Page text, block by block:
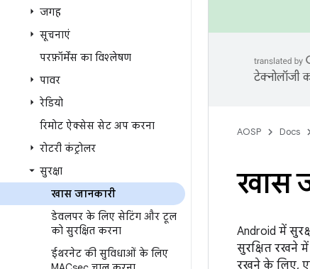
जगह
सूचनाएं
परफ़ॉर्मेंस का विश्लेषण
पावर
रेडियो
रिमोट ऐक्सेस सेट अप करना
रोटरी कंट्रोलर
सुरक्षा
खास जानकारी
डेवलपर के लिए सेटिंग और टूल
को सुरक्षित करना
ईथरनेट की सुविधाओं के लिए
टेक्नोलॉजी
AOSP Docs
खास
Android में
सुरक्षित रखने
रखने के लिए,